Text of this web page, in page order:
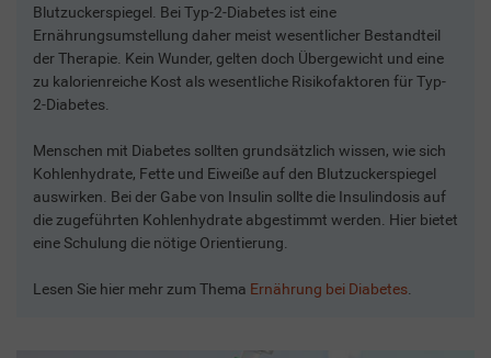
Blutzuckerspiegel. Bei Typ-2-Diabetes ist eine
Ernährungsumstellung daher meist wesentlicher Bestandteil
der Therapie. Kein Wunder, gelten doch Übergewicht und eine
zu kalorienreiche Kost als wesentliche Risikofaktoren für Typ-
2-Diabetes.
Menschen mit Diabetes sollten grundsätzlich wissen, wie sich
Kohlenhydrate, Fette und Eiweiße auf den Blutzuckerspiegel
auswirken. Bei der Gabe von Insulin sollte die Insulindosis auf
die zugeführten Kohlenhydrate abgestimmt werden. Hier bietet
eine Schulung die nötige Orientierung.
Lesen Sie hier mehr zum Thema Ernährung bei Diabetes